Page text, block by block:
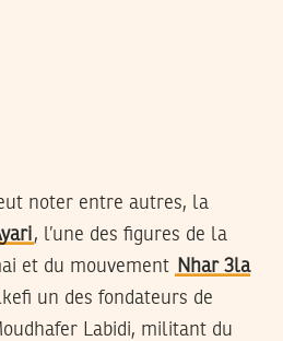
noter entre autres, la
, l’une des figures de la
et du mouvement Nhar 3la
un des fondateurs de
Labidi, militant du